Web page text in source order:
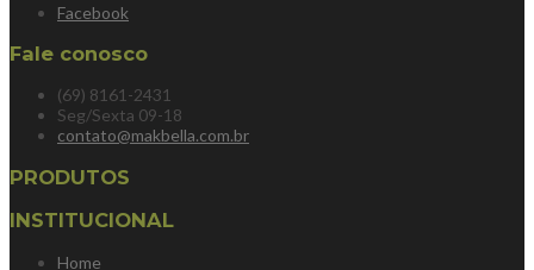
Facebook
Fale conosco
(69) 8161-2431
Seg/Sexta 09-18
contato@makbella.com.br
PRODUTOS
INSTITUCIONAL
Home